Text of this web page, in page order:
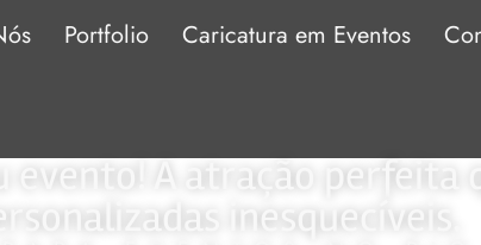
Portfolio Caricatura em Eventos
evento! A atração perfeita
inesquecíveis.